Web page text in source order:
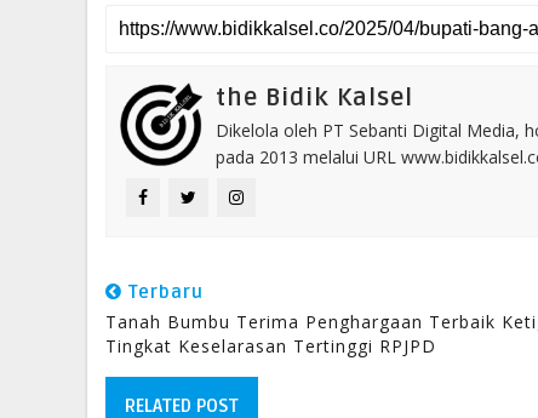
the Bidik Kalsel
Dikelola oleh PT Sebanti Digital Media,
pada 2013 melalui URL
Terbaru
Tanah Bumbu Terima Penghargaan Terbaik
Tingkat Keselarasan Tertinggi RPJPD
RELATED POST